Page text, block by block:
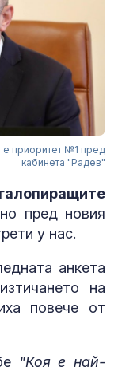
е приоритет №1 пред
кабинета "Радев"
пред новия
у нас.
анкета
на
повече от
"Коя е най-